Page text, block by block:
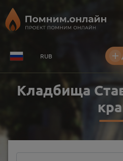
RUB
Кладбища